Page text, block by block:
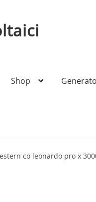
Shop
Contatti My account
co leonardo pro x